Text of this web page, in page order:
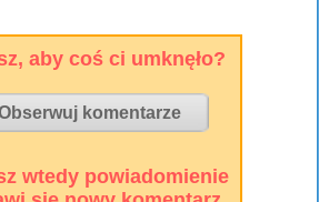
aby coś ci umknęło?
wtedy powiadomienie